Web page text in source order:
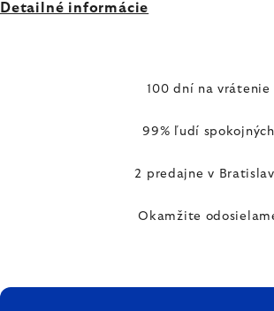
Detailné informácie
100 dní na vrátenie
99% ľudí spokojných
2 predajne v
Okamžite
ZÁPÄTIE